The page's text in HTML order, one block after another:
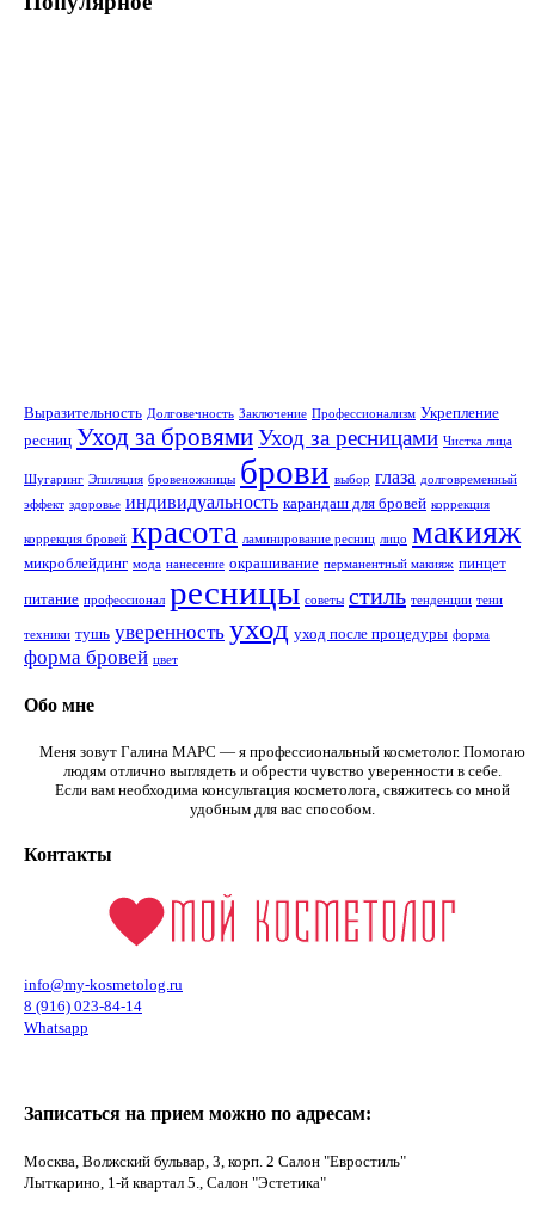
Выразительность Долговечность Заключение Профессионализм Укрепление
ресниц Уход за бровямиУход за ресницами Чистка лица
Шугаринг Эпиляция бровеножницы брови выбор глаза долговременный
эффект здоровье индивидуальность карандаш для бровей коррекция
коррекция бровей красота ламинирование ресниц лицо макияж
микроблейдинг мода нанесение окрашивание перманентный макияж пинцет
питание профессионал ресницы советы стиль тенденции тени
техники тушь уверенность уход уход после процедуры форма
форма бровей цвет
Обо мне
Меня зовут Галина МАРС — я профессиональный косметолог. Помогаю
людям отлично выглядеть и обрести чувство уверенности в себе.
Если вам необходима консультация косметолога, свяжитесь со мной
удобным для вас способом.
Контакты
info@my-kosmetolog.ru
8 (916) 023-84-14
Whatsapp
Записаться на прием можно по адресам:
Москва, Волжский бульвар, 3, корп. 2 Салон "Евростиль"
Лыткарино, 1-й квартал 5., Салон "Эстетика"